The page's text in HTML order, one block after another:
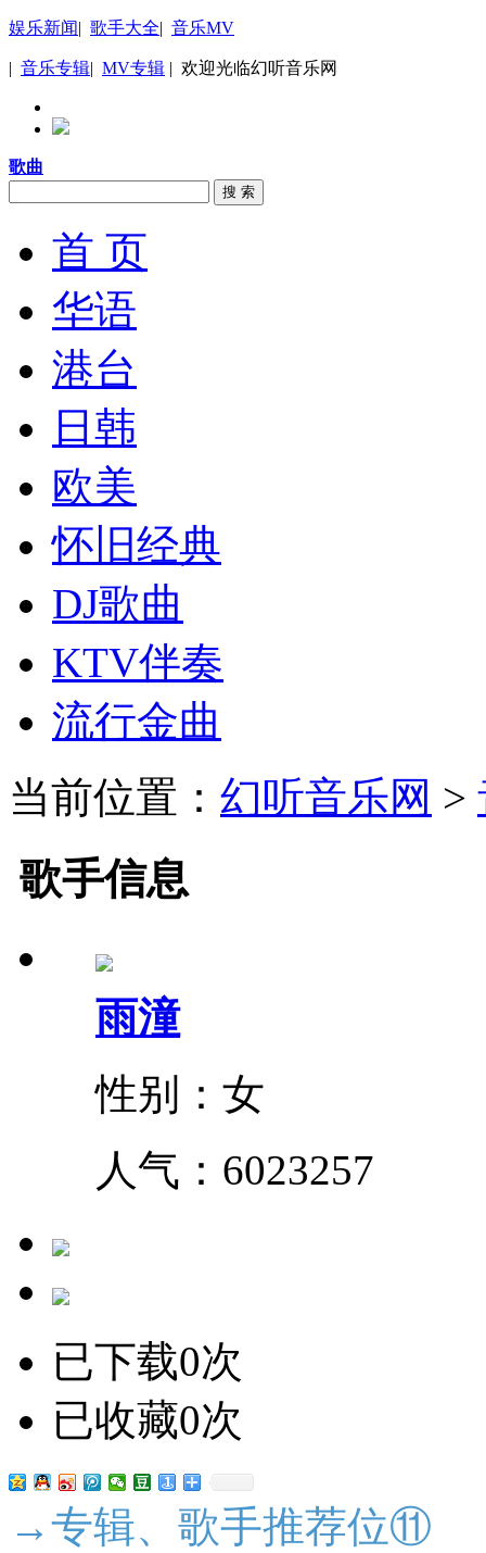
娱乐新闻| 歌手大全| 音乐MV
| 音乐专辑| MV专辑 | 欢迎光临幻听音乐网
歌曲
搜 索
首 页
华语
港台
日韩
欧美
怀旧经典
DJ歌曲
KTV伴奏
流行金曲
当前位置： 幻听音乐网 >
歌手信息
雨潼
性别：女
人气： 6023257
已下载0次
已收藏0次
→专辑、歌手推荐位⑪